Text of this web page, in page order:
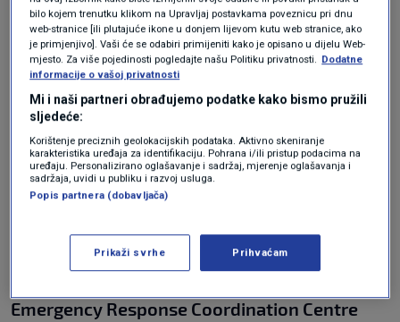
F.Z./N1|F.Z. / N1
12 countries have offered
help
Emergency Response Coordination Centre
bilo kojem trenutku klikom na Upravljaj postavkama poveznicu pri dnu
web-stranice [ili plutajuće ikone u donjem lijevom kutu web stranice, ako
je primjenjivo]. Vaši će se odabiri primijeniti kako je opisano u dijelu Web-
mjesto. Za više pojedinosti pogledajte našu Politiku privatnosti. Dodatne
informacije o vašoj privatnosti
Mi i naši partneri obrađujemo podatke kako bismo pružili
sljedeće:
Korištenje preciznih geolokacijskih podataka. Aktivno skeniranje
karakteristika uređaja za identifikaciju. Pohrana i/ili pristup podacima na
uređaju. Personalizirano oglašavanje i sadržaj, mjerenje oglašavanja i
sadržaja, uvidi u publiku i razvoj usluga.
Popis partnera (dobavljača)
Prikaži svrhe Prihvaćam